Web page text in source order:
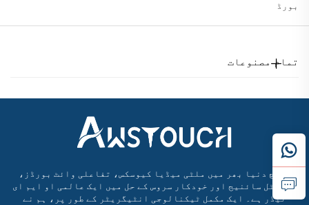
بورڈ
تمام مصنوعات
آسٹچ دنیا بھر میں ملٹی میڈیا کیوسکس، تفاعلی وائٹ بورڈز،
ڈیجیٹل سائنیج اور خودکار سروس کے حل میں ایک عالمی او ایم ای
لیڈر ہے۔ ایک مکمل ٹیکنالوجی انٹیگریٹر کے طور پر، ہم نے